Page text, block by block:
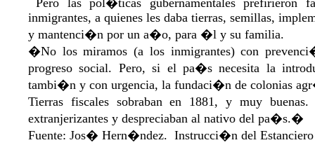
Pero las pol�ticas gubernamentales prefirieron
inmigrantes, a quienes les daba tierras, semillas,
y mantenci�n por un a�o, para �l y su familia.
�No los miramos (a los inmigrantes) con
progreso social. Pero, si el pa�s necesita la
tambi�n y con urgencia, la fundaci�n de colonias
Tierras fiscales sobraban en 1881, y muy
extranjerizantes y despreciaban al nativo del pa�s.�
Fuente: Jos� Hern�ndez. Instrucci�n del Estanciero